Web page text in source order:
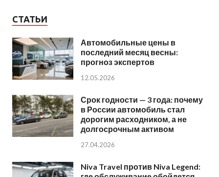
СТАТЬИ
Автомобильные цены в
последний месяц весны:
прогноз экспертов
12.05.2026
Срок годности — 3 года: почему
в России автомобиль стал
дорогим расходником, а не
долгосрочным активом
27.04.2026
Niva Travel против Niva Legend: